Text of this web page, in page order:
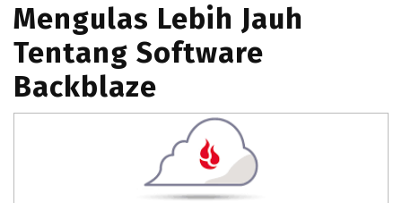
Mengulas Lebih Jauh
Tentang Software
Backblaze